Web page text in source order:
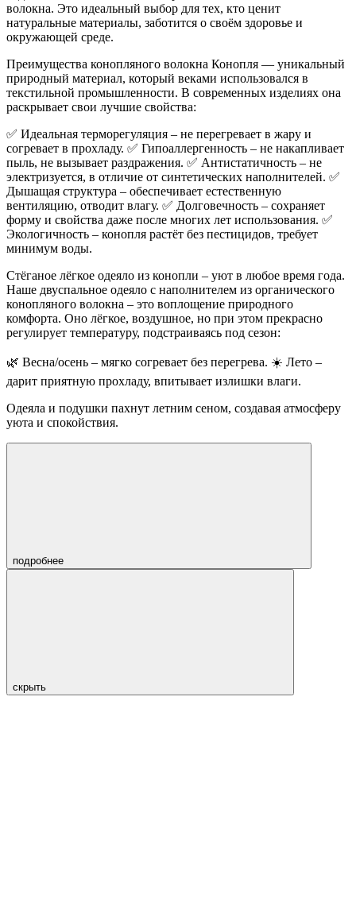
волокна. Это идеальный выбор для тех, кто ценит
натуральные материалы, заботится о своём здоровье и
окружающей среде.
Преимущества конопляного волокна Конопля — уникальный
природный материал, который веками использовался в
текстильной промышленности. В современных изделиях она
раскрывает свои лучшие свойства:
✅ Идеальная терморегуляция – не перегревает в жару и
согревает в прохладу. ✅ Гипоаллергенность – не накапливает
пыль, не вызывает раздражения. ✅ Антистатичность – не
электризуется, в отличие от синтетических наполнителей. ✅
Дышащая структура – обеспечивает естественную
вентиляцию, отводит влагу. ✅ Долговечность – сохраняет
форму и свойства даже после многих лет использования. ✅
Экологичность – конопля растёт без пестицидов, требует
минимум воды.
Стёганое лёгкое одеяло из конопли – уют в любое время года.
Наше двуспальное одеяло с наполнителем из органического
конопляного волокна – это воплощение природного
комфорта. Оно лёгкое, воздушное, но при этом прекрасно
регулирует температуру, подстраиваясь под сезон:
🌿 Весна/осень – мягко согревает без перегрева. ☀️ Лето –
дарит приятную прохладу, впитывает излишки влаги.
Одеяла и подушки пахнут летним сеном, создавая атмосферу
уюта и спокойствия.
подробнее
скрыть